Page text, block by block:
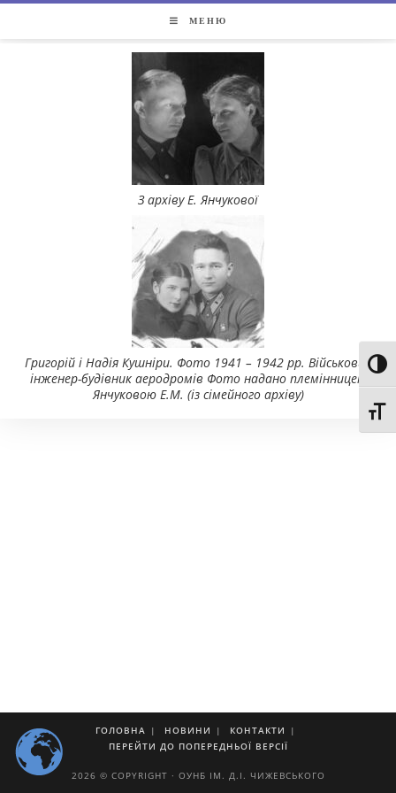
МЕНЮ
З архіву Е. Янчукової
Григорій і Надія Кушніри. Фото 1941 – 1942 рр. Військовий
інженер-будівник аеродромів Фото надано племінницею
Янчуковою Е.М. (із сімейного архіву)
ГОЛОВНА НОВИНИ
КОНТАКТИ
ПЕРЕЙТИ ДО ПОПЕРЕДНЬОЇ ВЕРСІЇ
2026 © COPYRIGHT · ОУНБ ІМ. Д.І. ЧИЖЕВСЬКОГО